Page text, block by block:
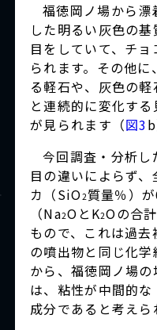
福徳岡ノ場から
した明るい灰色の
目をしていて、チ
られます。その他
る軽石や、灰色の
と連続的に変化す
が見られます（図3
今回調査・分析し
目の違いによらず
カ（SiO2質量％）
（Na2OとK2Oの合
もので、これは過
の噴出物と同じ化
から、福徳岡ノ場
は、粘性が中間的
成分であると考えら